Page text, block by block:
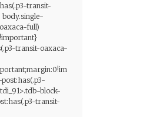
transit-
body.single-
full)
transit-oaxaca-
block-
transit-